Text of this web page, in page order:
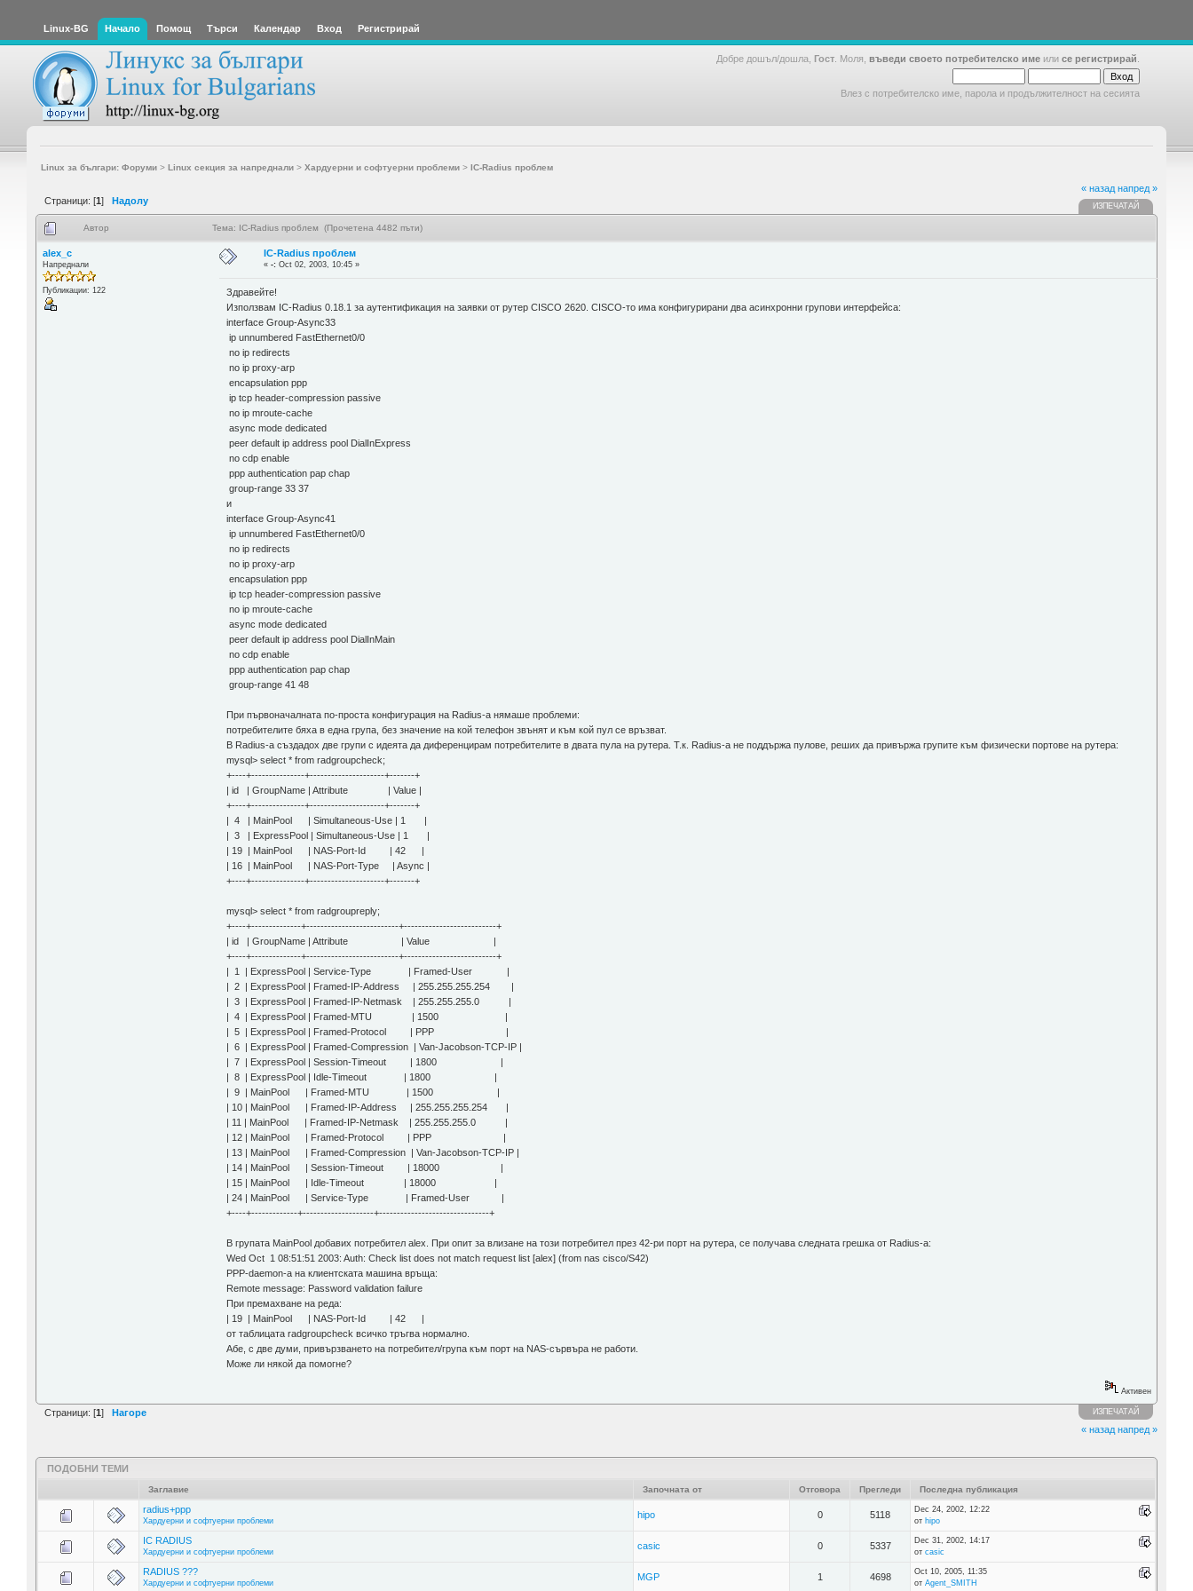
Linux-BG Начало Помощ Търси Календар Вход Регистрирай
Добре дошъл/дошла, Гост . Моля, въведи своето потребителско име или се регистрирай
Влез с потребителско име, парола и продължителност на сесията
Linux за българи: Форуми> Linux секция за напреднали> Хардуерни и софтуерни проблеми> IC-Radius проблем
Страници: [1] Надолу
« назад напред »
ИЗПЕЧАТАЙ
Автор Тема: IC-Radius проблем (Прочетена 4482 пъти)
alex_c
Напреднали
Публикации: 122
IC-Radius проблем
«-: Oct 02, 2003, 10:45 »
Здравейте!
Използвам IC-Radius 0.18.1 за аутентификация на заявки от рутер CISCO 2620. CISCO-то има конфигурирани два асинхронни групови интерфейса:
interface Group-Async33
ip unnumbered FastEthernet0/0
no ip redirects
no ip proxy-arp
encapsulation ppp
ip tcp header-compression passive
no ip mroute-cache
async mode dedicated
peer default ip address pool DialInExpress
no cdp enable
ppp authentication pap chap
group-range 33 37
и
interface Group-Async41
ip unnumbered FastEthernet0/0
no ip redirects
no ip proxy-arp
encapsulation ppp
ip tcp header-compression passive
no ip mroute-cache
async mode dedicated
peer default ip address pool DialInMain
no cdp enable
ppp authentication pap chap
group-range 41 48
При първоначалната по-проста конфигурация на Radius-а нямаше проблеми:
потребителите бяха в една група, без значение на кой телефон звънят и към кой пул се връзват.
В Radius-а създадох две групи с идеята да диференцирам потребителите в двата пула на рутера. Т.к. Radius-а не поддържа пулове, реших да привържа групите към физически портове на рутера:
mysql> select * from radgroupcheck;
+----+---------------+---------------------+-------+
| id | GroupName | Attribute | Value |
+----+---------------+---------------------+-------+
| 4 | MainPool | Simultaneous-Use | 1 |
| 3 | ExpressPool | Simultaneous-Use | 1 |
| 19 | MainPool | NAS-Port-Id | 42 |
| 16 | MainPool | NAS-Port-Type | Async |
+----+---------------+---------------------+-------+
mysql> select * from radgroupreply;
+----+--------------+--------------------------+--------------------------+
| id | GroupName | Attribute | Value |
+----+--------------+--------------------------+--------------------------+
| 1 | ExpressPool | Service-Type | Framed-User |
| 2 | ExpressPool | Framed-IP-Address | 255.255.255.254 |
| 3 | ExpressPool | Framed-IP-Netmask | 255.255.255.0 |
| 4 | ExpressPool | Framed-MTU | 1500 |
| 5 | ExpressPool | Framed-Protocol | PPP |
| 6 | ExpressPool | Framed-Compression | Van-Jacobson-TCP-IP |
| 7 | ExpressPool | Session-Timeout | 1800 |
| 8 | ExpressPool | Idle-Timeout | 1800 |
| 9 | MainPool | Framed-MTU | 1500 |
| 10 | MainPool | Framed-IP-Address | 255.255.255.254 |
| 11 | MainPool | Framed-IP-Netmask | 255.255.255.0 |
| 12 | MainPool | Framed-Protocol | PPP |
| 13 | MainPool | Framed-Compression | Van-Jacobson-TCP-IP |
| 14 | MainPool | Session-Timeout | 18000 |
| 15 | MainPool | Idle-Timeout | 18000 |
| 24 | MainPool | Service-Type | Framed-User |
+----+-------------+--------------------+-------------------------------+
В групата MainPool добавих потребител alex. При опит за влизане на този потребител през 42-ри порт на рутера, се получава следната грешка от Radius-а:
Wed Oct 1 08:51:51 2003: Auth: Check list does not match request list [alex] (from nas cisco/S42)
PPP-daemon-а на клиентската машина връща:
Remote message: Password validation failure
При премахване на реда:
| 19 | MainPool | NAS-Port-Id | 42 |
от таблицата radgroupcheck всичко тръгва нормално.
Абе, с две думи, привързването на потребител/група към порт на NAS-сървъра не работи.
Може ли някой да помогне?
Активен
Страници: [1] Нагоре ИЗПЕЧАТАЙ
« назад напред »
ПОДОБНИ ТЕМИ
Заглавие Започната от Отговора Прегледи Последна публикация
radius+ppp
Хардуерни и софтуерни проблеми
hipo 0 5118
Dec 24, 2002, 12:22
от hipo
IC RADIUS
Хардуерни и софтуерни проблеми
casic 0 5337
Dec 31, 2002, 14:17
от casic
RADIUS ???
Хардуерни и софтуерни проблеми
MGP 1 4698
Oct 10, 2005, 11:35
от Agent_SMITH